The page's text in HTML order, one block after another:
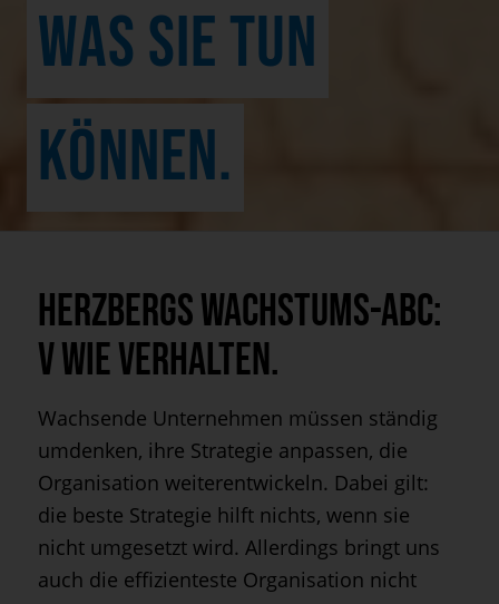
WAS SIE TUN
KÖNNEN.
Herzbergs Wachstums-ABC:
V wie Verhalten.
Wachsende Unternehmen müssen ständig
umdenken, ihre Strategie anpassen, die
Organisation weiterentwickeln. Dabei gilt:
die beste Strategie hilft nichts, wenn sie
nicht umgesetzt wird. Allerdings bringt uns
auch die effizienteste Organisation nicht